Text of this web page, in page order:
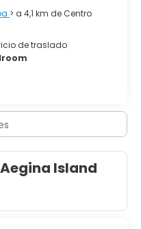
> a 4,1 km de Centro
de traslado
Island